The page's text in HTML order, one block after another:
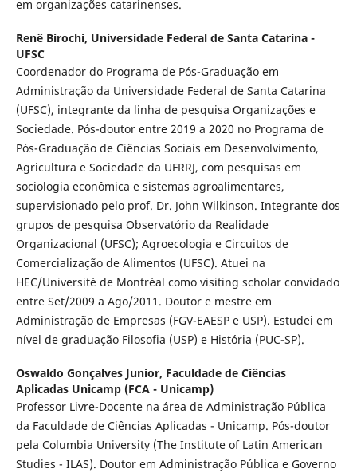
em organizações catarinenses.
Renê Birochi, Universidade Federal de Santa Catarina -
UFSC
Coordenador do Programa de Pós-Graduação em
Administração da Universidade Federal de Santa Catarina
(UFSC), integrante da linha de pesquisa Organizações e
Sociedade. Pós-doutor entre 2019 a 2020 no Programa de
Pós-Graduação de Ciências Sociais em Desenvolvimento,
Agricultura e Sociedade da UFRRJ, com pesquisas em
sociologia econômica e sistemas agroalimentares,
supervisionado pelo prof. Dr. John Wilkinson. Integrante dos
grupos de pesquisa Observatório da Realidade
Organizacional (UFSC); Agroecologia e Circuitos de
Comercialização de Alimentos (UFSC). Atuei na
HEC/Université de Montréal como visiting scholar convidado
entre Set/2009 a Ago/2011. Doutor e mestre em
Administração de Empresas (FGV-EAESP e USP). Estudei em
nível de graduação Filosofia (USP) e História (PUC-SP).
Oswaldo Gonçalves Junior, Faculdade de Ciências
Aplicadas Unicamp (FCA - Unicamp)
Professor Livre-Docente na área de Administração Pública
da Faculdade de Ciências Aplicadas - Unicamp. Pós-doutor
pela Columbia University (The Institute of Latin American
Studies - ILAS). Doutor em Administração Pública e Governo